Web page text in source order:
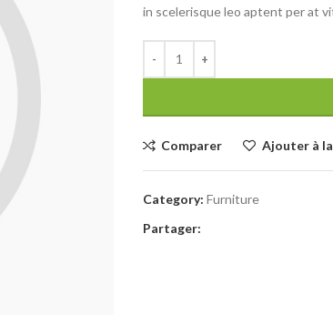
in scelerisque leo aptent per at
Comparer Ajouter à
Category: Furniture
Partager: